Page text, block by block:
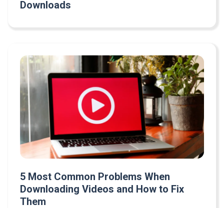
Downloads
5 Most Common Problems When
Downloading Videos and How to Fix
Them